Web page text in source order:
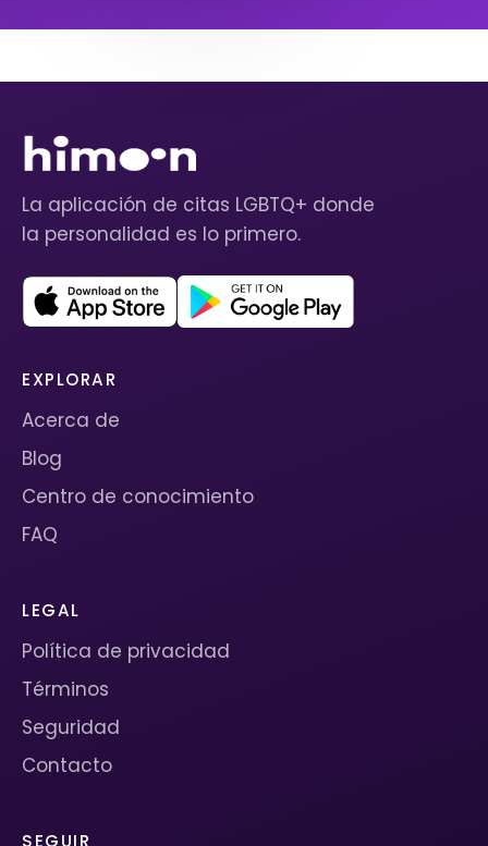
La aplicación de citas LGBTQ+ donde
la personalidad es lo primero.
EXPLORAR
Acerca de
Blog
Centro de conocimiento
FAQ
LEGAL
Política de privacidad
Términos
Seguridad
Contacto